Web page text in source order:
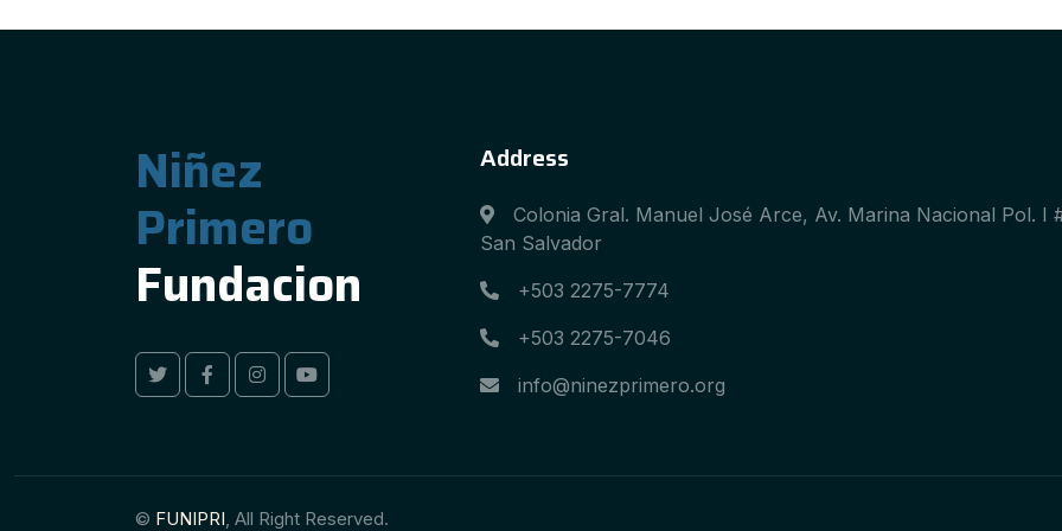
Niñez
Primero
Fundacion
Address
Colonia Gral. Manuel José Arce, Av. Marina Nacional Pol. I
San Salvador
+503 2275-7774
+503 2275-7046
info@ninezprimero.org
© FUNIPRI, All Right Reserved.